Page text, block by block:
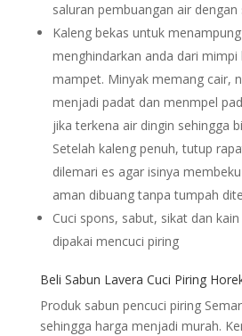
saluran pembuangan air
Kaleng bekas untuk
menghindarkan anda dari mimpi
mampet. Minyak memang cair,
menjadi padat dan menmpel
jika terkena air dingin sehingga
Setelah kaleng penuh, tutup
dilemari es agar isinya
aman dibuang tanpa tumpah
Cuci spons, sabut, sikat dan
dipakai mencuci piring
Beli Sabun Lavera Cuci Piring
Produk sabun pencuci piring
sehingga harga menjadi murah.